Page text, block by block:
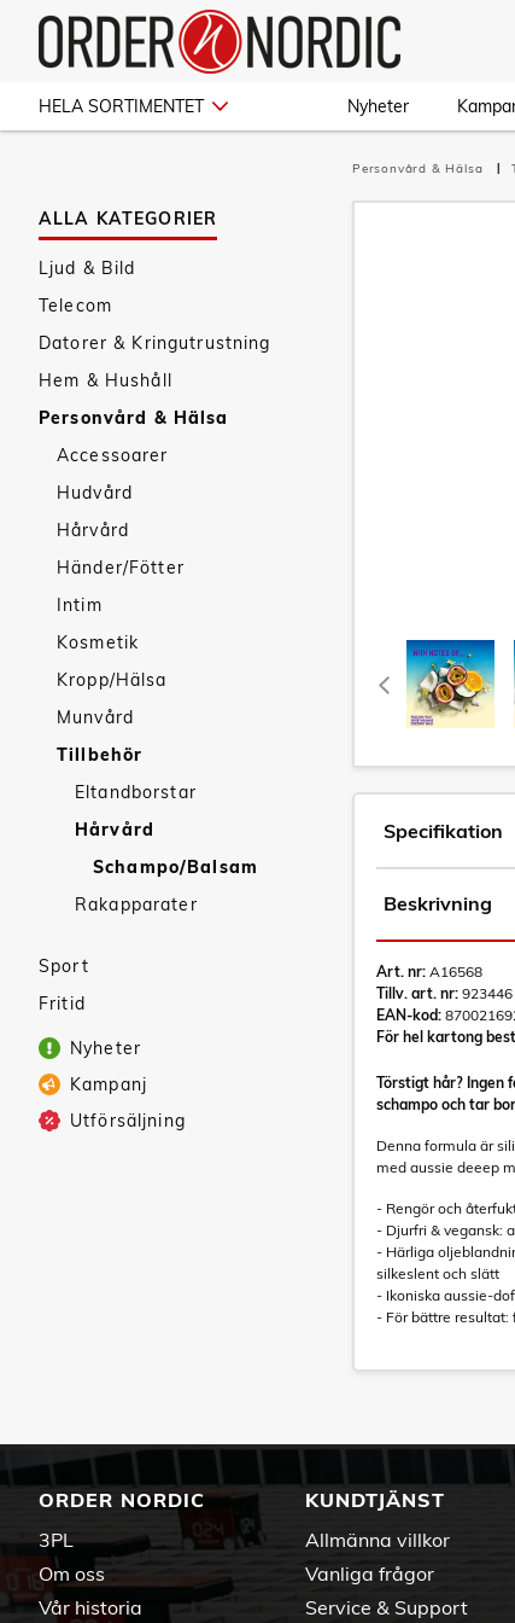
HELA SORTIMENTET Nyheter
ALLA KATEGORIER
Ljud & Bild
Telecom
Datorer & Kringutrustning
Hem & Hushåll
Personvård & Hälsa
Accessoarer
Hudvård
Hårvård
Händer/Fötter
Intim
Kosmetik
Kropp/Hälsa
Munvård
Tillbehör
Eltandborstar
Hårvård
Schampo/Balsam
Rakapparater
Sport
Fritid
Nyheter
Kampanj
Utförsäljning
Personvård & Hälsa
Specifikation
Beskrivning
Art. nr: A16568
Tillv. art. nr: 923446
EAN-kod:
För hel kartong
Törstigt hår? Ingen
schampo och tar
Denna formula är
med aussie deeep
- Rengör och
- Djurfri & vegansk:
- Härliga
silkeslent och slätt
- Ikoniska aussie-
- För bättre resultat:
ORDER NORDIC
3PL
Om oss
Vår historia
KUNDTJÄNST
Allmänna villkor
Vanliga frågor
Service & Support